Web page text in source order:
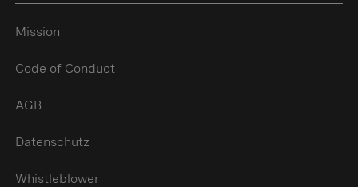
Mission
Code of Conduct
AGB
Datenschutz
Whistleblower